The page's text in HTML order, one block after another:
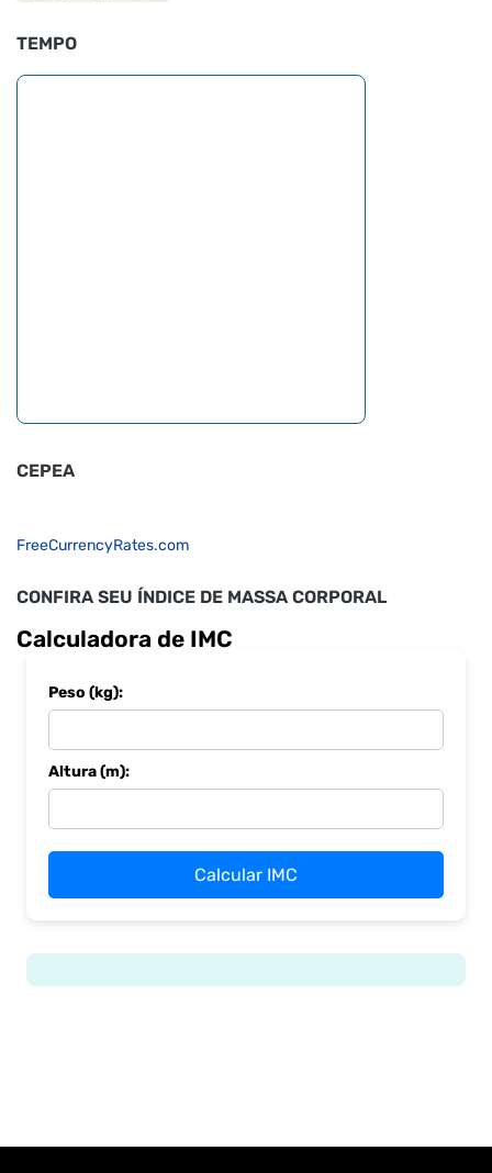
TEMPO
CEPEA
FreeCurrencyRates.com
CONFIRA SEU ÍNDICE DE MASSA CORPORAL
Calculadora de IMC
Peso (kg):
Altura (m):
Calcular IMC